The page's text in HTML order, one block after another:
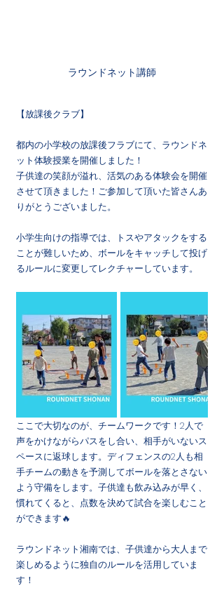
ラウンドネット講師
【放課後クラブ】
都内の小学校の放課後フラブにて、ラウンドネ
ット体験授業を開催しました！
子供達の笑顔が溢れ、活気のある体験会を開催
させて頂きました！ご参加して頂いた皆さんあ
りがとうございました。
小学生向けの指導では、トスやアタックをする
ことが難しいため、ボールをキャッチして投げ
るルールに変更してレクチャーしています。
ここで大切なのが、チームワークです！2人で
声をかけながらパスをし合い、相手がいないス
ペースに返球します。ディフェンスの2人も相
手チームの動きを予測してボールを落とさない
よう守備をします。子供達も飲み込みが早く、
慣れてくると、点数を決めて試合を楽しむこと
ができます🔥
ラウンドネット湘南では、子供達から大人まで
楽しめるように独自のルールを活用していま
す！